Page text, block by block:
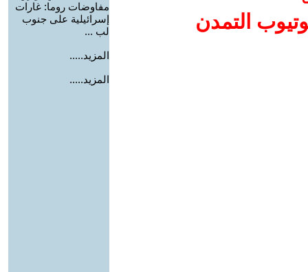
التمدن
مفاوضات روما: غارات
إسرائيلية على جنوب
لب ...
المزيد.....
المزيد.....